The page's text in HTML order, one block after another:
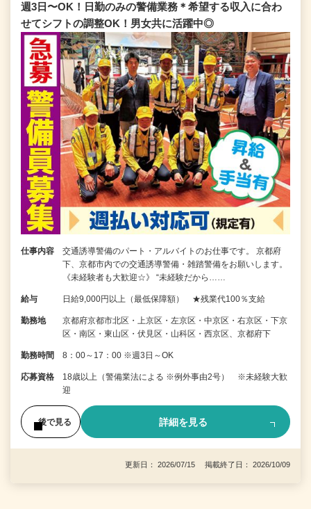
週3日〜OK！日勤のみの警備業務＊希望する収入に合わ
せてシフトの調整OK！男女共に活躍中◎
仕事内容
交通誘導警備のパート・アルバイトのお仕事です。 京都府
下、京都市内での交通誘導警備・雑踏警備をお願いします。
《未経験者も大歓迎☆》 “未経験だから……
給与 日給9,000円以上（最低保障額） ★残業代100％支給
勤務地
京都府京都市北区・上京区・左京区・中京区・右京区・下京
区・南区・東山区・伏見区・山科区・西京区、京都府下
勤務時間 8：00～17：00 ※週3日～OK
応募資格
18歳以上（警備業法による ※例外事由2号） ※未経験大歓
迎
後で見る 詳細を見る
更新日： 2026/07/15 掲載終了日： 2026/10/09